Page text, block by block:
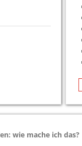
wie mache ich das?